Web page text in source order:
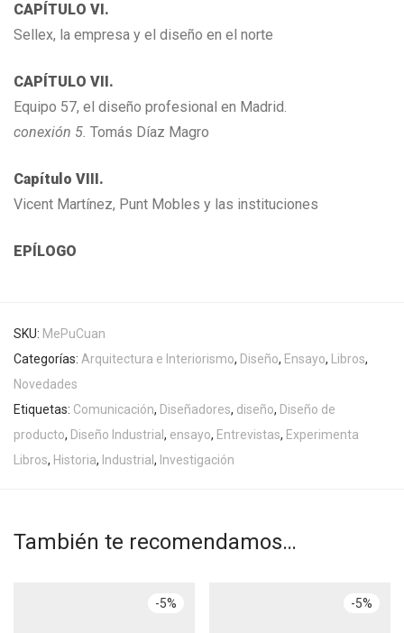
CAPÍTULO VI.
Sellex, la empresa y el diseño en el norte
CAPÍTULO VII.
Equipo 57, el diseño profesional en Madrid.
conexión 5. Tomás Díaz Magro
Capítulo VIII.
Vicent Martínez, Punt Mobles y las instituciones
EPÍLOGO
SKU: MePuCuan
Categorías: Arquitectura e Interiorismo, Diseño, Ensayo, Libros,
Novedades
Etiquetas: Comunicación, Diseñadores, diseño, Diseño de
producto, Diseño Industrial , ensayo, Entrevistas, Experimenta
Libros, Historia, Industrial , Investigación
También te recomendamos…
-5% -5%